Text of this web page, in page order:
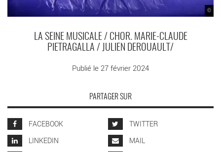
©
LA SEINE MUSICALE / CHOR. MARIE-CLAUDE
PIETRAGALLA / JULIEN DEROUAULT/
Publié le 27 février 2024
PARTAGER SUR
FACEBOOK
TWITTER
LINKEDIN
MAIL